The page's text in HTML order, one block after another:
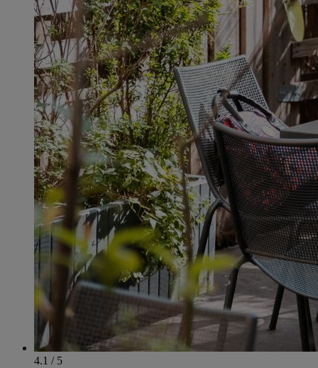
4.1 / 5